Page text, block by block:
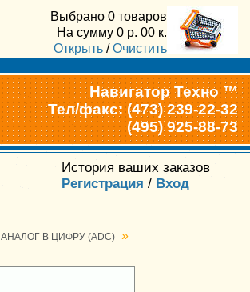
Выбрано 0 товаров
На сумму 0 р. 00 к.
Открыть /Очистить
Навигатор Техно ™
Тел/факс: (473) 239-22-32
(495) 925-88-73
История ваших заказов
Регистрация / Вход
АНАЛОГ В ЦИФРУ (ADC) »